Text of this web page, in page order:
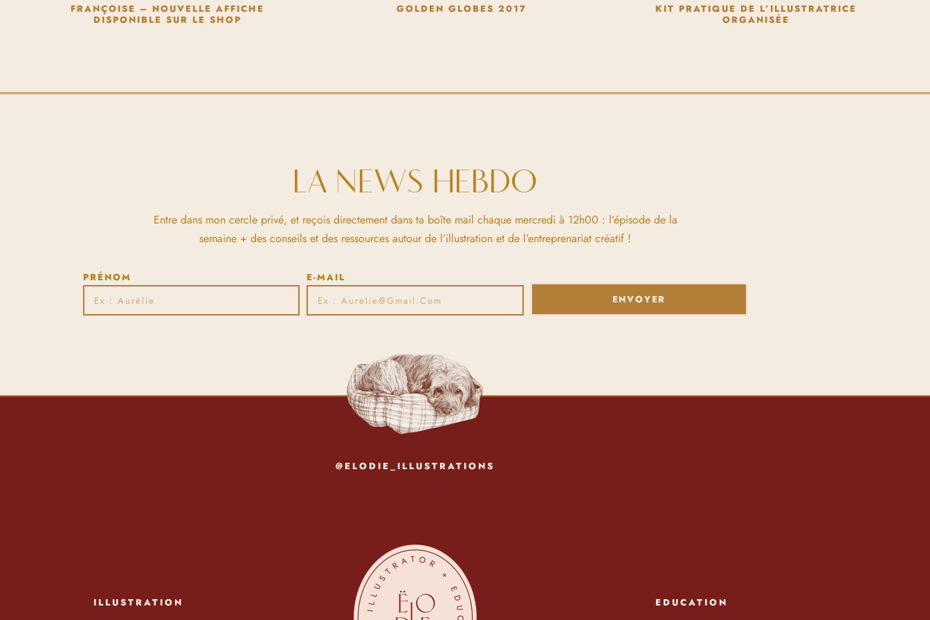
FRANÇOISE – NOUVELLE AFFICHE
DISPONIBLE SUR LE SHOP
GOLDEN GLOBES 2017
KIT PRATIQUE DE L’ILLUSTRATRICE
ORGANISÉE
LA NEWS HEBDO
Entre dans mon cercle privé, et reçois directement dans ta boîte mail chaque mercredi à 12h00 : l’épisode de la
semaine + des conseils et des ressources autour de l’illustration et de l’entreprenariat créatif !
PRÉNOM
E-MAIL
ENVOYER
@ELODIE_ILLUSTRATIONS
ILLUSTRATION EDUCATION